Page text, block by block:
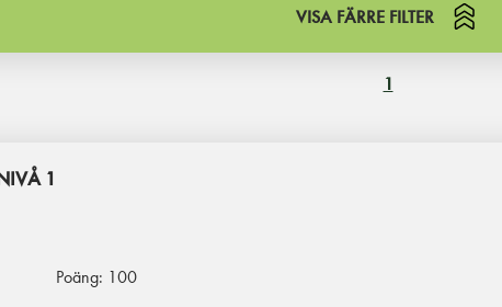
VISA FÄRRE FILTER
1
1
Poäng: 100